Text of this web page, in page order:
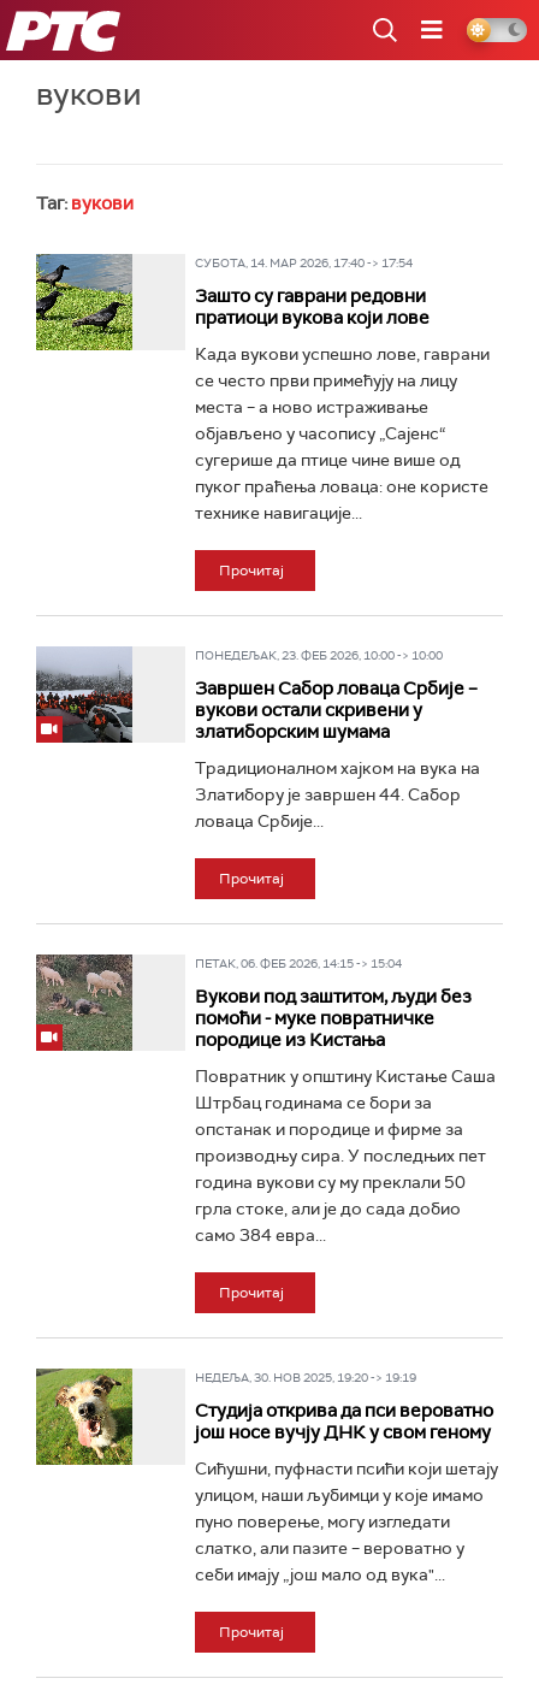
РТС
вукови
Таг: вукови
СУБОТА, 14. МАР 2026, 17:40 -> 17:54
Зашто су гаврани редовни
пратиоци вукова који лове
Када вукови успешно лове, гаврани
се често први примећују на лицу
места – а ново истраживање
објављено у часопису „Сајенс“
сугерише да птице чине више од
пуког праћења ловаца: оне користе
технике навигације...
Прочитај
ПОНЕДЕЉАК, 23. ФЕБ 2026, 10:00 -> 10:00
Завршен Сабор ловаца Србије –
вукови остали скривени у
златиборским шумама
Традиционалном хајком на вука на
Златибору је завршен 44. Сабор
ловаца Србије...
Прочитај
ПЕТАК, 06. ФЕБ 2026, 14:15 -> 15:04
Вукови под заштитом, људи без
помоћи - муке повратничке
породице из Кистања
Повратник у општину Кистање Саша
Штрбац годинама се бори за
опстанак и породице и фирме за
производњу сира. У последњих пет
година вукови су му преклали 50
грла стоке, али је до сада добио
само 384 евра...
Прочитај
НЕДЕЉА, 30. НОВ 2025, 19:20 -> 19:19
Студија открива да пси вероватно
још носе вучју ДНК у свом геному
Сићушни, пуфнасти псићи који шетају
улицом, наши љубимци у које имамо
пуно поверење, могу изгледати
слатко, али пазите – вероватно у
себи имају „још мало од вука"...
Прочитај